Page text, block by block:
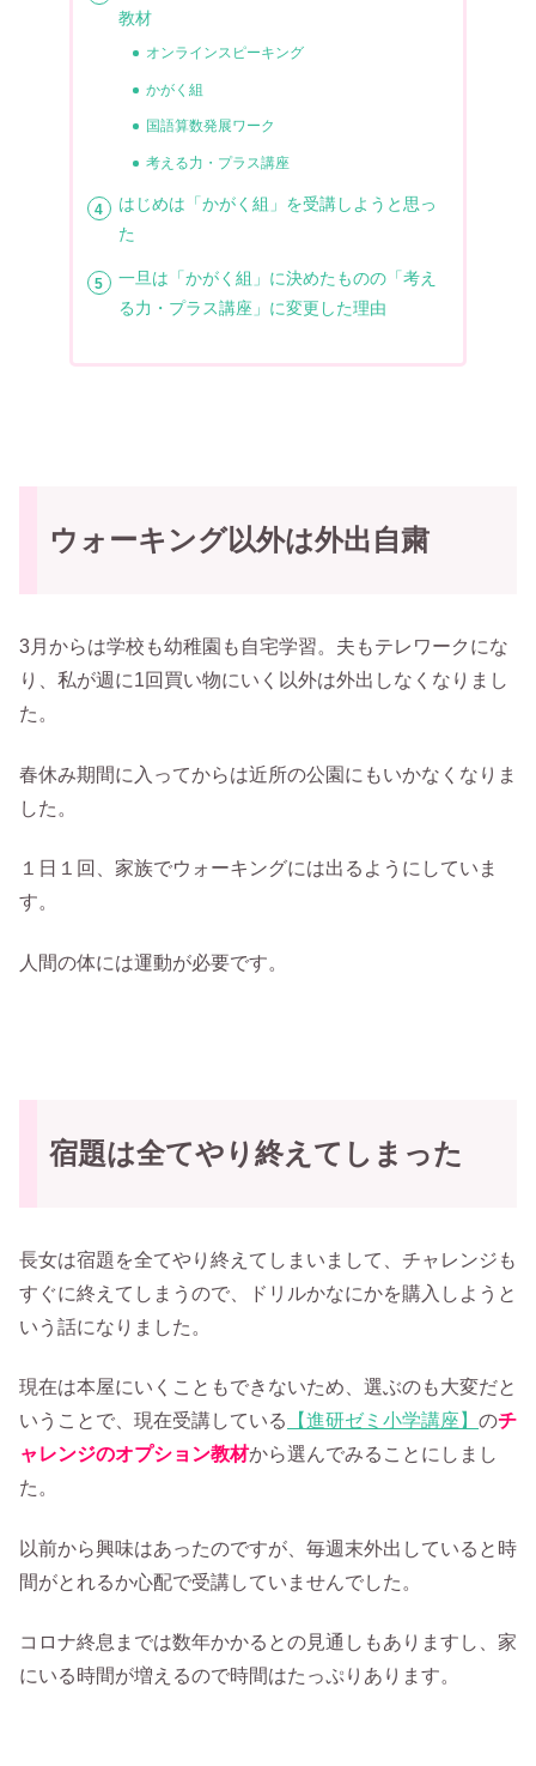
教材
オンラインスピーキング
かがく組
国語算数発展ワーク
考える力・プラス講座
はじめは「かがく組」を受講しようと思っ
た
一旦は「かがく組」に決めたものの「考え
る力・プラス講座」に変更した理由
ウォーキング以外は外出自粛
3月からは学校も幼稚園も自宅学習。夫もテレワークにな
り、私が週に1回買い物にいく以外は外出しなくなりまし
た。
春休み期間に入ってからは近所の公園にもいかなくなりま
した。
１日１回、家族でウォーキングには出るようにしていま
す。
人間の体には運動が必要です。
宿題は全てやり終えてしまった
長女は宿題を全てやり終えてしまいまして、チャレンジも
すぐに終えてしまうので、ドリルかなにかを購入しようと
いう話になりました。
現在は本屋にいくこともできないため、選ぶのも大変だと
いうことで、現在受講している
【進研ゼミ小学講座】 のチ
ャレンジのオプション教材から選んでみることにしまし
た。
以前から興味はあったのですが、毎週末外出していると時
間がとれるか心配で受講していませんでした。
コロナ終息までは数年かかるとの見通しもありますし、家
にいる時間が増えるので時間はたっぷりあります。